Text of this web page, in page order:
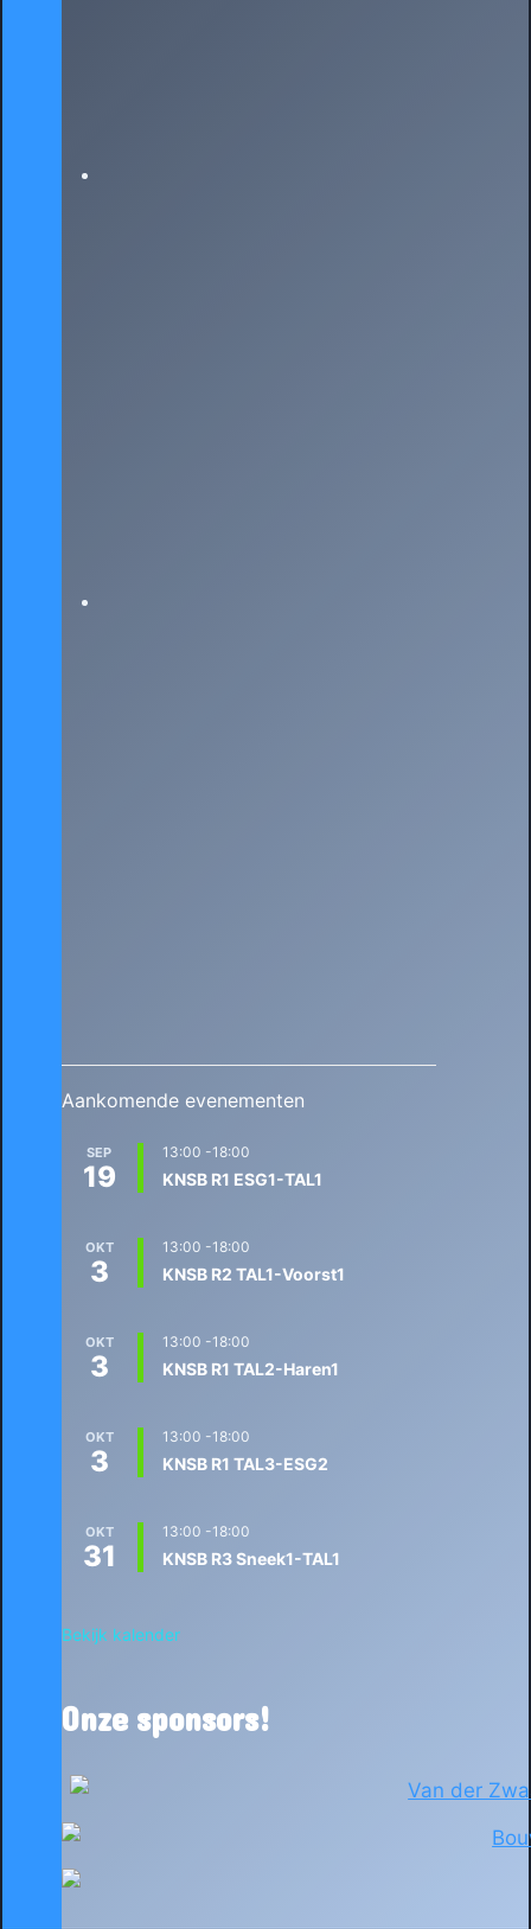
Aankomende evenementen
SEP
19
13:00 -18:00
KNSB R1 ESG1-TAL1
OKT
3
13:00 -18:00
KNSB R2 TAL1-Voorst1
OKT
3
13:00 -18:00
KNSB R1 TAL2-Haren1
OKT
3
13:00 -18:00
KNSB R1 TAL3-ESG2
OKT
31
13:00 -18:00
KNSB R3 Sneek1-TAL1
Bekijk kalender
Onze sponsors!